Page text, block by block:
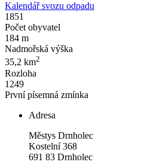
Kalendář svozu odpadu
1851
Počet obyvatel
184 m
Nadmořská výška
35,2 km2
Rozloha
1249
První písemná zmínka
Adresa
Městys Drnholec
Kostelní 368
691 83 Drnholec